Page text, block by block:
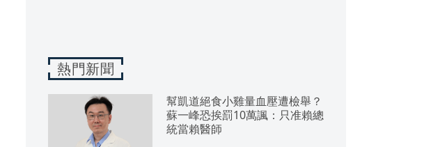
熱門新聞
幫凱道絕食小雞量血壓遭檢舉？
蘇一峰恐挨罰10萬諷：只准賴總
統當賴醫師